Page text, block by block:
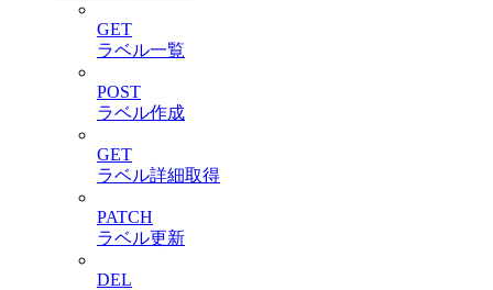
GET
ラベル一覧
POST
ラベル作成
GET
ラベル詳細取得
PATCH
ラベル更新
DEL